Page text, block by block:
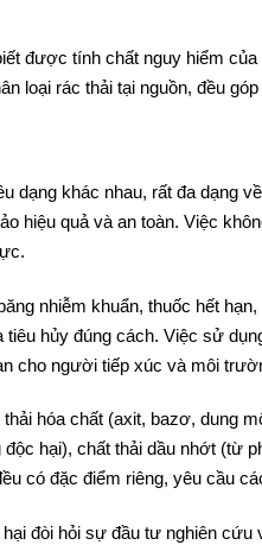
được tính chất nguy hiểm
loại rác thải tại nguồn, đều
dạng khác nhau, rất đa dạng
hiệu quả và an toàn. Việc
nhiễm khuẩn, thuốc hết
hủy đúng cách. Việc sử
cho người tiếp xúc và môi
hóa chất (axit, bazơ,
hại), chất thải dầu nhớt (từ
có đặc điểm riêng, yêu cầu
đòi hỏi sự đầu tư nghiên